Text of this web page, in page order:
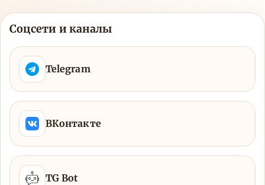
Соцсети и каналы
Telegram
ВКонтакте
TG Bot